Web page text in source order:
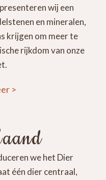
wij een
en mineralen,
krijgen om meer te
rijkdom van onze
>
we het Dier
één dier centraal,